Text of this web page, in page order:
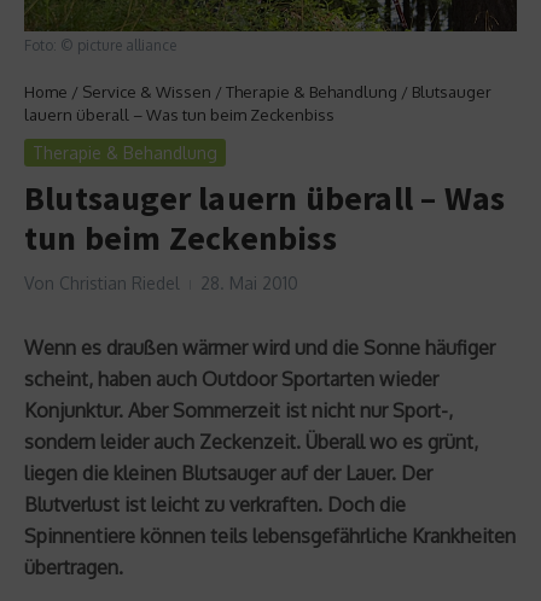
Foto: © picture alliance
Home / Service & Wissen / Therapie & Behandlung / Blutsauger
lauern überall – Was tun beim Zeckenbiss
Therapie & Behandlung
Blutsauger lauern überall – Was
tun beim Zeckenbiss
Von Christian Riedel 28. Mai 2010
Wenn es draußen wärmer wird und die Sonne häufiger
scheint, haben auch Outdoor Sportarten wieder
Konjunktur. Aber Sommerzeit ist nicht nur Sport-,
sondern leider auch Zeckenzeit. Überall wo es grünt,
liegen die kleinen Blutsauger auf der Lauer. Der
Blutverlust ist leicht zu verkraften. Doch die
Spinnentiere können teils lebensgefährliche Krankheiten
übertragen.